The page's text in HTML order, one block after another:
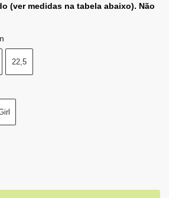
(ver medidas na tabela abaixo). Não
22,5